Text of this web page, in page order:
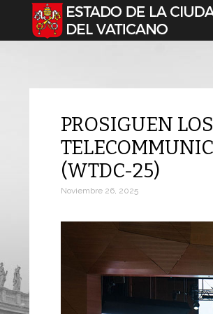
Seleccione su idioma
PROSIGUEN
(WTDC-25)
Noviembre 26, 2025